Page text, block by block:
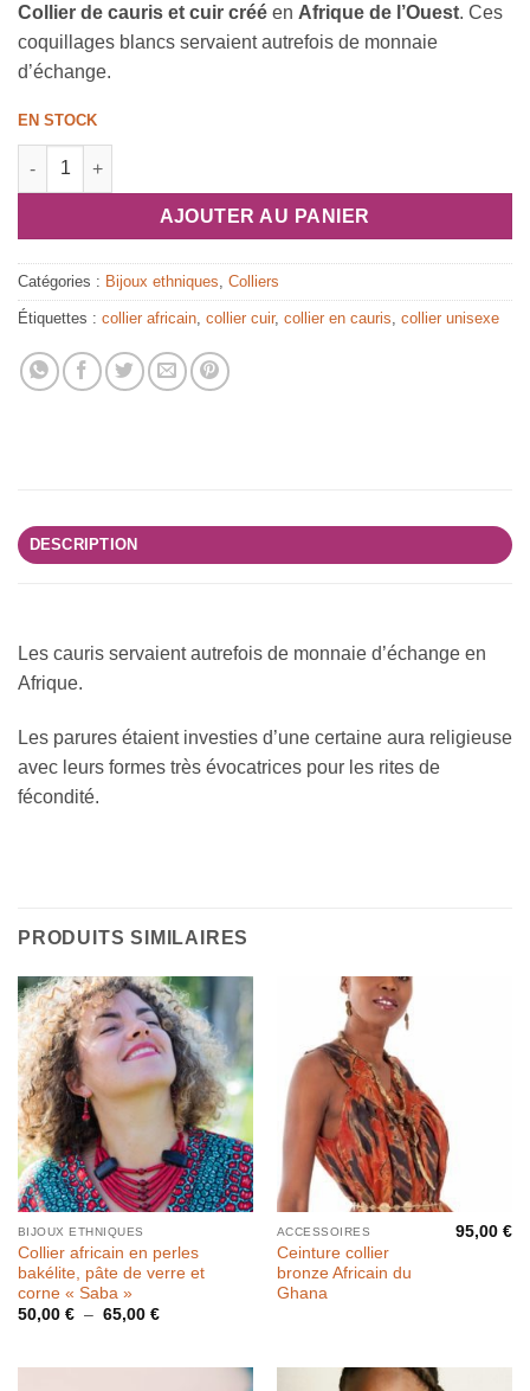
Collier de cauris et cuir créé en Afrique de l’Ouest. Ces
coquillages blancs servaient autrefois de monnaie
d’échange.
EN STOCK
quantité de Collier ethnique en cauris « Magie du cauris »
AJOUTER AU PANIER
Catégories : Bijoux ethniques, Colliers
Étiquettes : collier africain, collier cuir, collier en cauris, collier unisexe
DESCRIPTION
Les cauris servaient autrefois de monnaie d’échange en
Afrique.
Les parures étaient investies d’une certaine aura religieuse
avec leurs formes très évocatrices pour les rites de
fécondité.
PRODUITS SIMILAIRES
BIJOUX ETHNIQUES
Collier africain en perles
bakélite, pâte de verre et
corne « Saba »
50,00 € – 65,00 €Plage
ACCESSOIRES
Ceinture collier
bronze Africain du
Ghana
95,00€